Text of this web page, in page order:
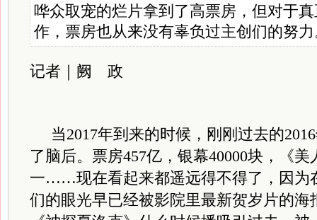
哗众取宠的烂片拿到了高票房，但对于
作，票房也从来没有辜负过主创们的努
记者｜阙 政
当2017年到来的时候，刚刚过去的
了脑后。票房457亿，银幕40000块，《
一……现在看起来都遥远得不得了，因为
们的眼光早已经被影院里最新贺岁片的海